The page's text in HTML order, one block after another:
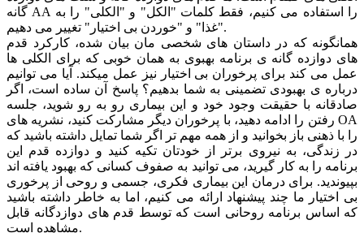
گانه AA را استفاده می کنیم، فقط کلمات "الکل" و "الکلی" را به
"غذا" و "خوردن بی اختیار" تغییر می دهیم.
همانگونه که در داستان های شخصی مان بیان شده، کارکرد قدم
های دوازده گانه ی برنامه بهبوی به همان خوبی که برای الکلی ها
عمل می کند برای پرخوران بی اختیار نیز عمل میکند. آیا می توانیم
درباره ی بهبودی تضمینی به شما بدهیم؟ پاسخ آن ساده است، اگر
صادقانه با حقیقت وجود خود و این بیماری رو به رو شوید، جلسه
رفتن را ادامه دهید، با پرخوران دیگر مشارکت کنید، نشریه های OA
را با ذهنی باز بخوانید و از همه مهم تر اگر شما تمایل داشته باشید که
در زندگی، به نیروی برتر از خودتان تکیه کنید و دوازده قدم این
برنامه را به کار گیرید، می توانید به صفوف کسانی که بهبود یافته اند
بپیوندید. برای درمان این بیماری فکری، جسمی و روحی از پرخوری
بی اختیار ما چند پیشنهاد ارائه می کنیم، اما به خاطر داشته باشید
که اساس برنامه روحانی است که توسط قدم های دوازدگانه قابل
مشاهده است.